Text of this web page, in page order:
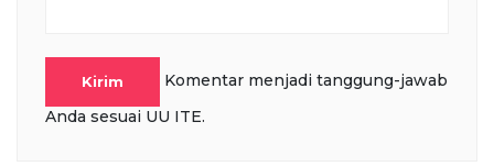
Kirim
Komentar menjadi tanggung-jawab
Anda sesuai UU ITE.